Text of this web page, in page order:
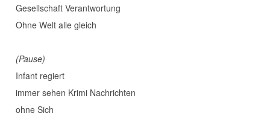
Gesellschaft Verantwortung
Ohne Welt alle gleich
(Pause)
Infant regiert
immer sehen Krimi Nachrichten
ohne Sich